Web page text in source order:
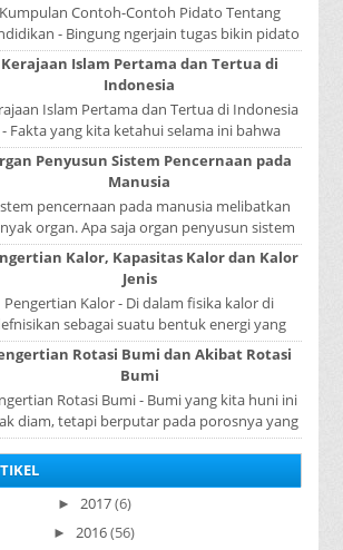
Kumpulan Contoh-Contoh Pidato Tentang
- Bingung ngerjain tugas bikin pidato
Atau sedang nyari kumpulan contoh-
contoh ...
Kerajaan Islam Pertama dan Tertua di
Indonesia
Islam Pertama dan Tertua di Indonesia
- Fakta yang kita ketahui selama ini bahwa
Samudera Pasai merupakan kerajaan ...
Penyusun Sistem Pencernaan pada
Manusia
pencernaan pada manusia melibatkan
organ. Apa saja organ penyusun sistem
pada manusia ? Organ penyusun
sistem p...
Kalor, Kapasitas Kalor dan Kalor
Jenis
Pengertian Kalor - Di dalam fisika kalor di
sebagai suatu bentuk energi yang
berpindah atau mengalir dari benda yang
...
Rotasi Bumi dan Akibat Rotasi
Bumi
Rotasi Bumi - Bumi yang kita huni ini
diam, tetapi berputar pada porosnya yang
rotasi bumi. Waktu yang diperlukan...
► 2017(6)
► 2016(56)